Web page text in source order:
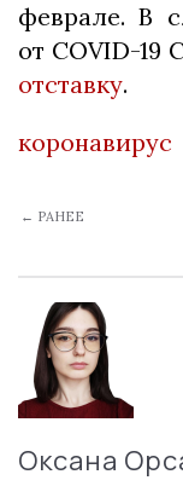
феврале. В
от COVID-19
отставку.
коронавирус
← РАНЕЕ
Оксана